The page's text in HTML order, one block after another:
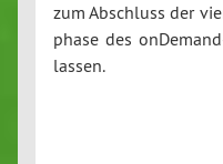
zum Abschluss der
pha­se des
lassen.